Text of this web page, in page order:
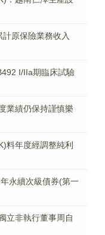
原保險業務收入
I/IIa期臨床試驗
業績仍保持謹慎樂
料年度經調整純利
永續次級債券(第一
立非執行董事周自